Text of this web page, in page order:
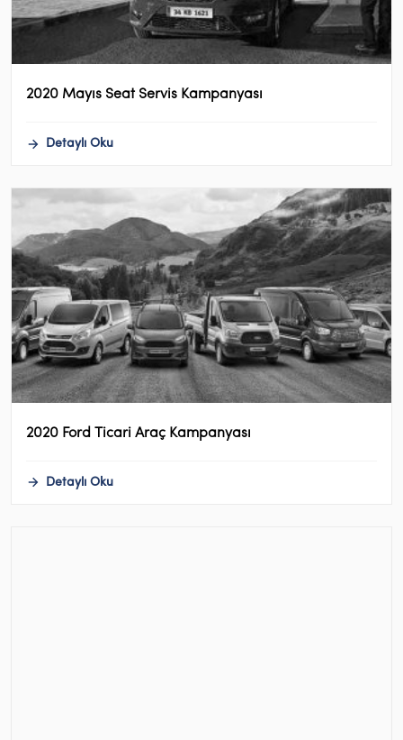
2020 Mayıs Seat Servis Kampanyası
Detaylı Oku
2020 Ford Ticari Araç Kampanyası
Detaylı Oku